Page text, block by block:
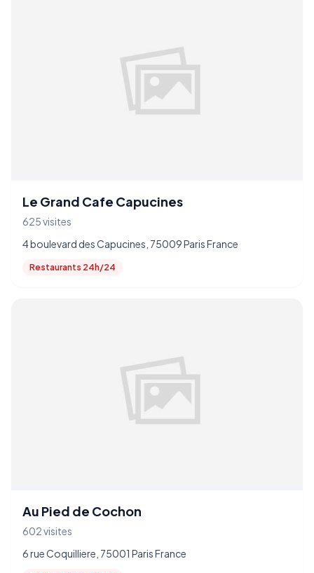
Le Grand Cafe Capucines
625 visites
4 boulevard des Capucines, 75009 Paris France
Restaurants 24h/24
Au Pied de Cochon
602 visites
6 rue Coquilliere, 75001 Paris France